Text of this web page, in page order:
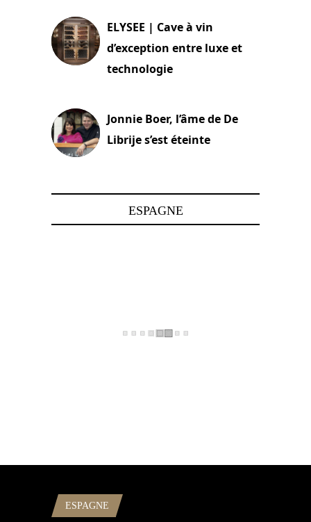
ELYSEE | Cave à vin
d’exception entre luxe et
technologie
Jonnie Boer, l’âme de De
Librije s’est éteinte
ESPAGNE
ESPAGNE